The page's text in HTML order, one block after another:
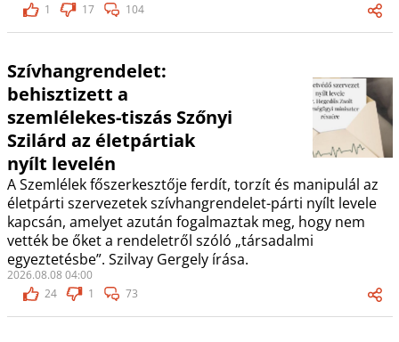
1
17 104
Szívhangrendelet:
behisztizett a
szemlélekes-tiszás Szőnyi
Szilárd az életpártiak
nyílt levelén
A Szemlélek főszerkesztője ferdít, torzít és manipulál az
életpárti szervezetek szívhangrendelet-párti nyílt levele
kapcsán, amelyet azután fogalmaztak meg, hogy nem
vették be őket a rendeletről szóló „társadalmi
egyeztetésbe”. Szilvay Gergely írása.
2026.08.08 04:00
24
1 73